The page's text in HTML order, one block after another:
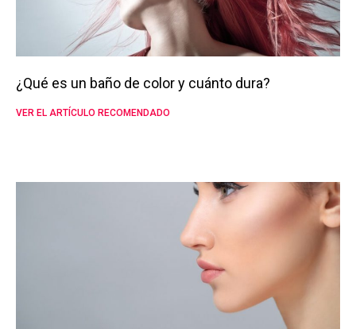
¿Qué es un baño de color y cuánto dura?
VER EL ARTÍCULO RECOMENDADO